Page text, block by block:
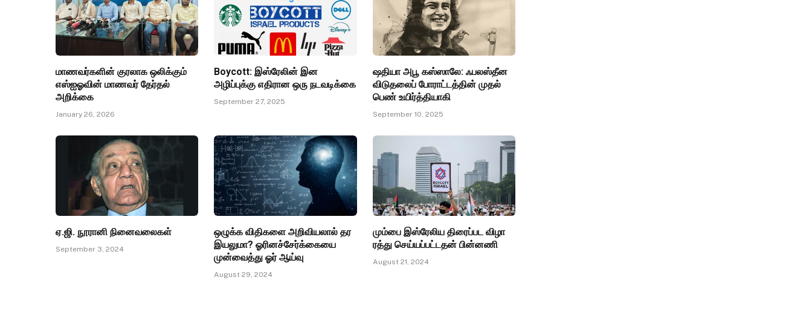
மாணவர்களின் குரலாக ஒலிக்கும்
எஸ்ஐஓவின் மாணவர் தேர்தல்
அறிக்கை
January 26, 2026
Boycott: இஸ்ரேலின் இன
அழிப்புக்கு எதிரான ஒரு நடவடிக்கை
September 27, 2025
ஷதியா அபூ கஸ்ஸாலே: ஃபலஸ்தீன
விடுதலைப் போராட்டத்தின் முதல்
பெண் உயிர்த்தியாகி
September 10, 2025
ஏ.ஜி. நூரானி நினைவலைகள்
September 3, 2024
ஒழுக்க விதிகளை அறிவியலால் தர
இயலுமா? ஓரினச்சேர்க்கையை
முன்வைத்து ஓர் ஆய்வு
August 29, 2024
மும்பை இஸ்ரேலிய திரைப்பட விழா
ரத்து செய்யப்பட்டதன் பின்னணி
August 21, 2024